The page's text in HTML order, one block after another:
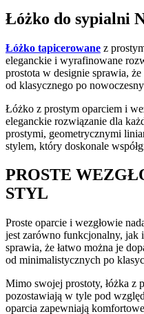
Łóżko do sypialni
Łóżko tapicerowane z
eleganckie i wyrafinowane
prostota w designie sprawia,
od klasycznego po
Łóżko z prostym oparciem i
eleganckie rozwiązanie dla
prostymi, geometrycznymi
stylem, który doskonale
PROSTE
STYL
Proste oparcie i wezgłowie
jest zarówno funkcjonalny, jak
sprawia, że łatwo można je
od minimalistycznych po
Mimo swojej prostoty, łóżka z
pozostawiają w tyle pod
oparcia zapewniają